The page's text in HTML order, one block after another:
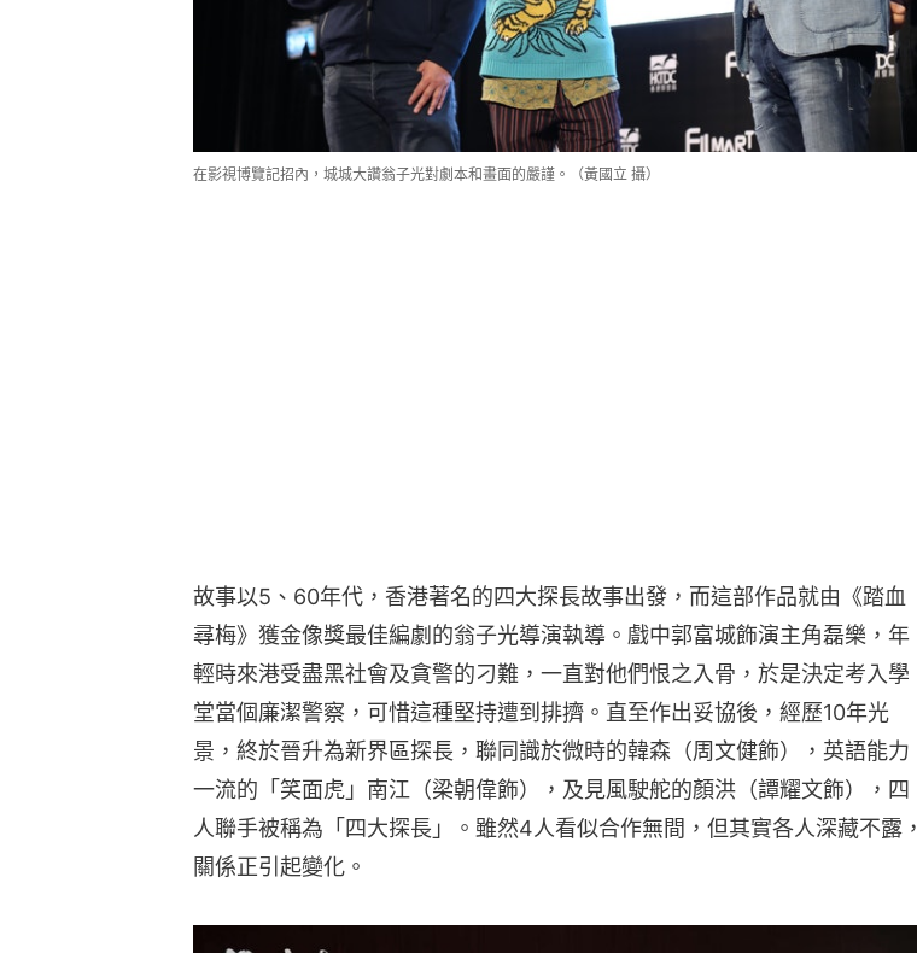
在影視博覽記招內，城城大讚翁子光對劇本和畫面的嚴謹。（黃國立 攝）
故事以5、60年代，香港著名的四大探長故事出發，而這部作品就由《踏血
尋梅》獲金像獎最佳編劇的翁子光導演執導。戲中郭富城飾演主角磊樂，年
輕時來港受盡黑社會及貪警的刁難，一直對他們恨之入骨，於是決定考入學
堂當個廉潔警察，可惜這種堅持遭到排擠。直至作出妥協後，經歷10年光
景，終於晉升為新界區探長，聯同識於微時的韓森（周文健飾），英語能力
一流的「笑面虎」南江（梁朝偉飾），及見風駛舵的顏洪（譚耀文飾），四
人聯手被稱為「四大探長」。雖然4人看似合作無間，但其實各人深藏不露，
關係正引起變化。